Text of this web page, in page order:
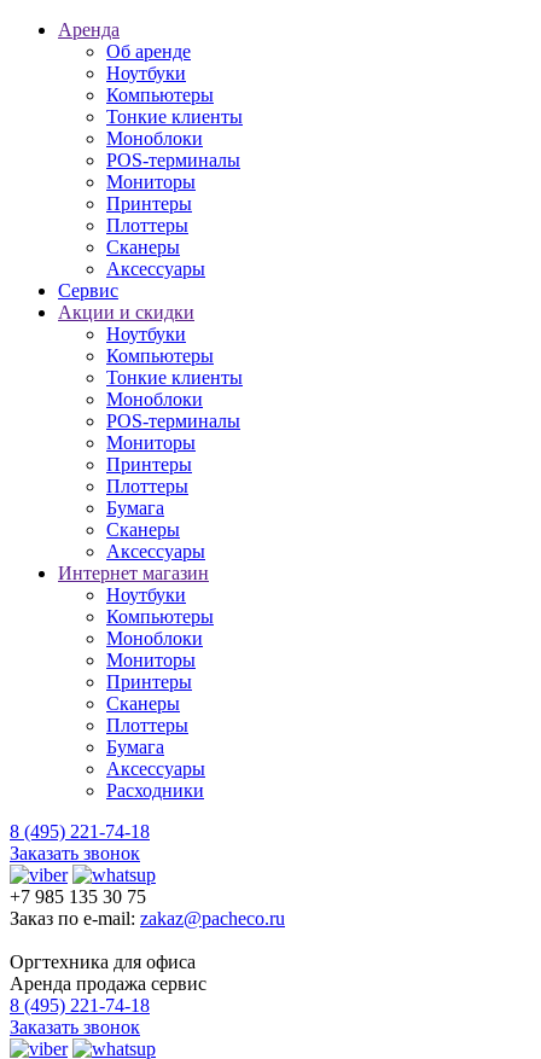
Аренда
Об аренде
Ноутбуки
Компьютеры
Тонкие клиенты
Моноблоки
POS-терминалы
Мониторы
Принтеры
Плоттеры
Сканеры
Аксессуары
Сервис
Акции и скидки
Ноутбуки
Компьютеры
Тонкие клиенты
Моноблоки
POS-терминалы
Мониторы
Принтеры
Плоттеры
Бумага
Сканеры
Аксессуары
Интернет магазин
Ноутбуки
Компьютеры
Моноблоки
Мониторы
Принтеры
Сканеры
Плоттеры
Бумага
Аксессуары
Расходники
8 (495) 221-74-18
Заказать звонок
+7 985 135 30 75
Заказ по e-mail: zakaz@pacheco.ru
Оргтехника для офиса
Аренда продажа сервис
8 (495) 221-74-18
Заказать звонок